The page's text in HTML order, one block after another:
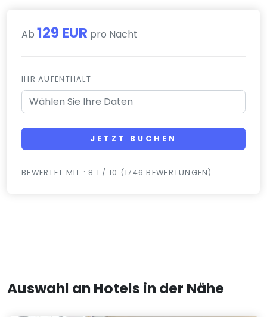
Ab 129 EUR pro Nacht
IHR AUFENTHALT
JETZT BUCHEN
BEWERTET MIT : 8.1 / 10 (1746 BEWERTUNGEN)
Auswahl an Hotels in der Nähe